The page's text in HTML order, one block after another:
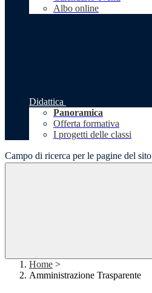
Albo online
Didattica
Panoramica
Offerta formativa
I progetti delle classi
Campo di ricerca per le pagine del sito
Home >
Amministrazione Trasparente